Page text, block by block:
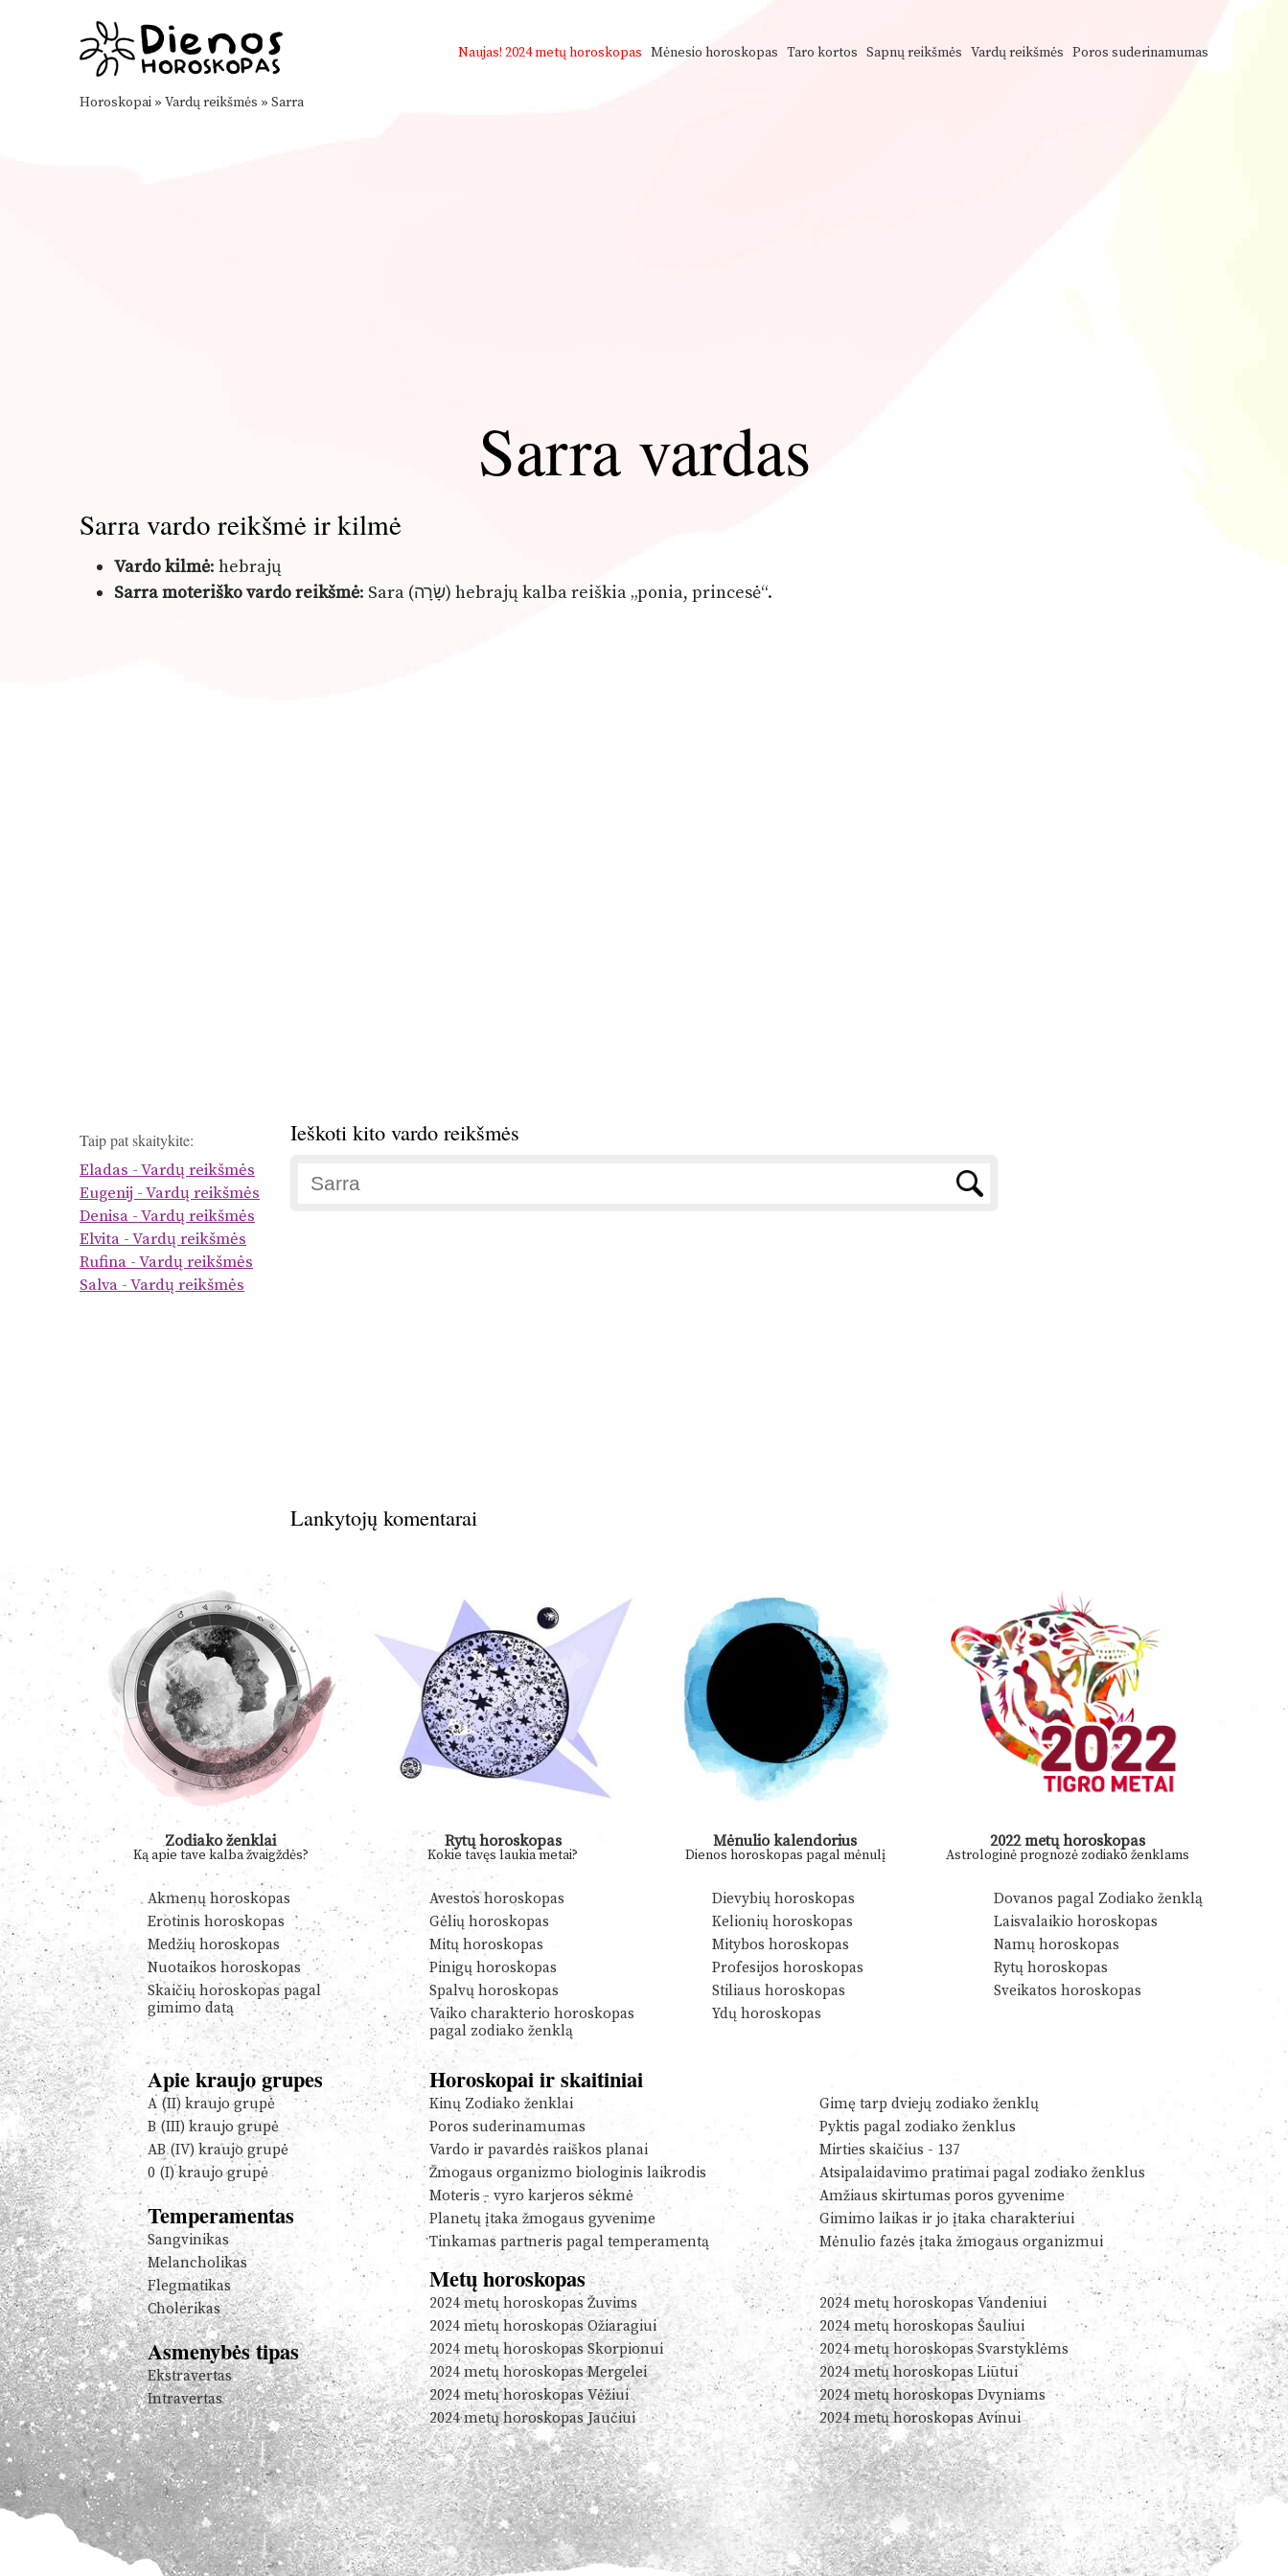
Naujas! 2024 metų horoskopas Mėnesio horoskopas Taro kortos Sapnų reikšmės Vardų reikšmės Poros suderinamumas
Horoskopai » Vardų reikšmės » Sarra
Sarra vardas
Sarra vardo reikšmė ir kilmė
Vardo kilmė: hebrajų
Sarra moteriško vardo reikšmė
: Sara (שָׂרָה) hebrajų kalba reiškia „ponia, princesė“.
Taip pat skaitykite:
Eladas - Vardų reikšmės
Eugenij - Vardų reikšmės
Denisa - Vardų reikšmės
Elvita - Vardų reikšmės
Rufina - Vardų reikšmės
Salva - Vardų reikšmės
Ieškoti kito vardo reikšmės
Lankytojų komentarai
Zodiako ženklai
Ką apie tave kalba žvaigždės?
Rytų horoskopas
Kokie tavęs laukia metai?
Mėnulio kalendorius
Dienos horoskopas pagal mėnulį
2022 metų horoskopas
Astrologinė prognozė zodiako ženklams
Akmenų horoskopas Avestos horoskopas Dievybių horoskopas
Dovanos pagal Zodiako ženklą
Erotinis horoskopas
Gėlių horoskopas Kelionių horoskopas
Laisvalaikio horoskopas
Medžių horoskopas
Mitų horoskopas Mitybos horoskopas
Namų horoskopas
Nuotaikos horoskopas
Pinigų horoskopas Profesijos horoskopas
Rytų horoskopas
Skaičių horoskopas pagal
gimimo datą
Spalvų horoskopas Stiliaus horoskopas
Sveikatos horoskopas
Vaiko charakterio horoskopas
pagal zodiako ženklą
Ydų horoskopas
Apie kraujo grupes
A (II) kraujo grupė
B (III) kraujo grupė
AB (IV) kraujo grupė
0 (I) kraujo grupė
Temperamentas
Sangvinikas
Melancholikas
Flegmatikas
Cholerikas
Asmenybės tipas
Ekstravertas
Intravertas
Horoskopai ir skaitiniai
Kinų Zodiako ženklai
Gimę tarp dviejų zodiako ženklų
Poros suderinamumas
Pyktis pagal zodiako ženklus
Vardo ir pavardės raiškos planai
Mirties skaičius - 137
Žmogaus organizmo biologinis laikrodis
Atsipalaidavimo pratimai pagal zodiako ženklus
Moteris - vyro karjeros sėkmė
Amžiaus skirtumas poros gyvenime
Planetų įtaka žmogaus gyvenime
Gimimo laikas ir jo įtaka charakteriui
Tinkamas partneris pagal temperamentą
Mėnulio fazės įtaka žmogaus organizmui
Metų horoskopas
2024 metų horoskopas Žuvims
2024 metų horoskopas Vandeniui
2024 metų horoskopas Ožiaragiui
2024 metų horoskopas Šauliui
2024 metų horoskopas Skorpionui
2024 metų horoskopas Svarstyklėms
2024 metų horoskopas Mergelei
2024 metų horoskopas Liūtui
2024 metų horoskopas Vėžiui
2024 metų horoskopas Dvyniams
2024 metų horoskopas Jaučiui
2024 metų horoskopas Avinui